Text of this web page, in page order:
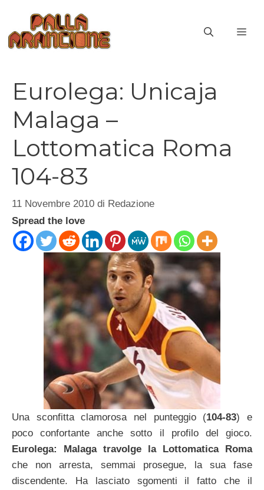
contenuto
Eurolega: Unicaja
Malaga –
Lottomatica Roma
104-83
11 Novembre 2010 di Redazione
Spread the love
Una sconfitta clamorosa nel punteggio (104-83) e
poco confortante anche sotto il profilo del gioco.
Eurolega: Malaga travolge la Lottomatica Roma
che non arresta, semmai prosegue, la sua fase
discendente. Ha lasciato sgomenti il fatto che il